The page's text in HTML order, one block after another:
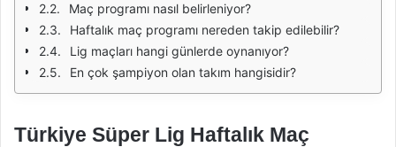
Maç programı nasıl belirleniyor?
Haftalık maç programı nereden takip edilebilir?
Lig maçları hangi günlerde oynanıyor?
En çok şampiyon olan takım hangisidir?
Türkiye Süper Lig Haftalık Maç